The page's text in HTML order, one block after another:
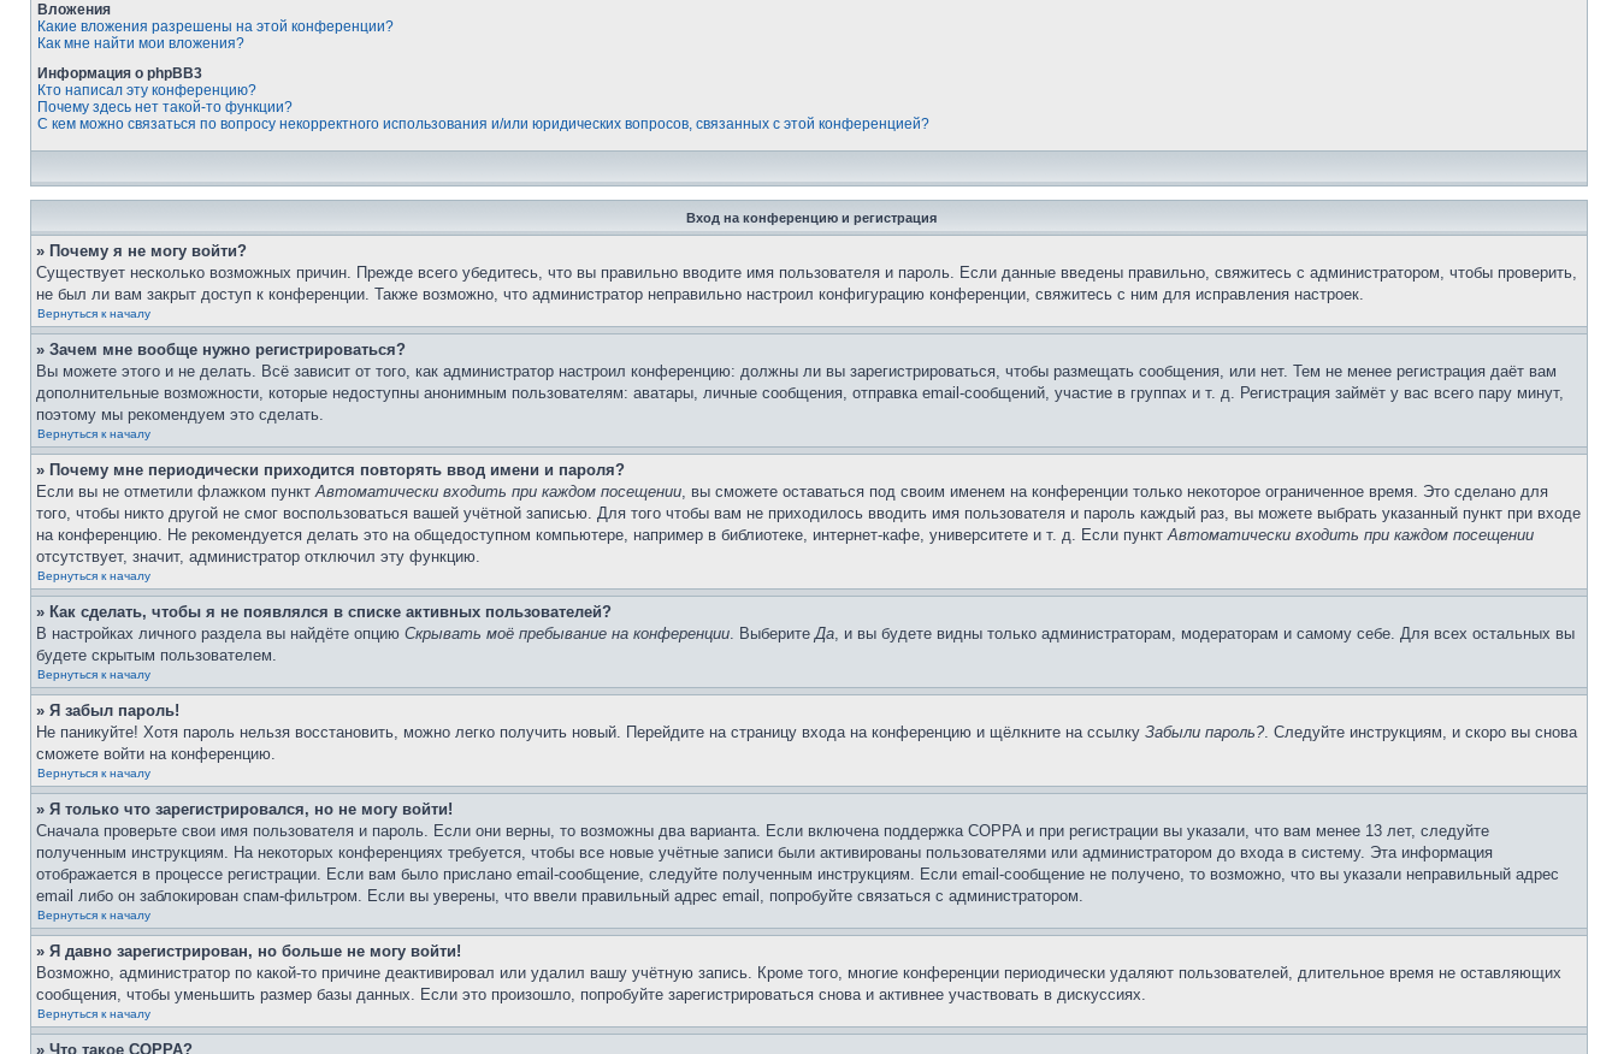
Вложения
Какие вложения разрешены на этой конференции?
Как мне найти мои вложения?
Информация о phpBB3
Кто написал эту конференцию?
Почему здесь нет такой-то функции?
С кем можно связаться по вопросу некорректного использования и/или юридических вопросов, связанных с этой конференцией?
Вход на конференцию и регистрация
» Почему я не могу войти?
Существует несколько возможных причин. Прежде всего убедитесь, что вы правильно вводите имя пользователя и пароль. Если данные введены правильно, свяжитесь с администратором, чтобы проверить,
не был ли вам закрыт доступ к конференции. Также возможно, что администратор неправильно настроил конфигурацию конференции, свяжитесь с ним для исправления настроек.
Вернуться к началу
» Зачем мне вообще нужно регистрироваться?
Вы можете этого и не делать. Всё зависит от того, как администратор настроил конференцию: должны ли вы зарегистрироваться, чтобы размещать сообщения, или нет. Тем не менее регистрация даёт вам
дополнительные возможности, которые недоступны анонимным пользователям: аватары, личные сообщения, отправка email-сообщений, участие в группах и т. д. Регистрация займёт у вас всего пару минут,
поэтому мы рекомендуем это сделать.
Вернуться к началу
» Почему мне периодически приходится повторять ввод имени и пароля?
Если вы не отметили флажком пунктАвтоматически входить при каждом посещении, вы сможете оставаться под своим именем на конференции только некоторое ограниченное время. Это сделано для
того, чтобы никто другой не смог воспользоваться вашей учётной записью. Для того чтобы вам не приходилось вводить имя пользователя и пароль каждый раз, вы можете выбрать указанный пункт при входе
на конференцию. Не рекомендуется делать это на общедоступном компьютере, например в библиотеке, интернет-кафе, университете и т. д. Если пунктАвтоматически входить при каждом посещении
отсутствует, значит, администратор отключил эту функцию.
Вернуться к началу
» Как сделать, чтобы я не появлялся в списке активных пользователей?
В настройках личного раздела вы найдёте опцию Скрывать моё пребывание на конференции. ВыберитеДа, и вы будете видны только администраторам, модераторам и самому себе. Для всех остальных вы
будете скрытым пользователем.
Вернуться к началу
» Я забыл пароль!
Не паникуйте! Хотя пароль нельзя восстановить, можно легко получить новый. Перейдите на страницу входа на конференцию и щёлкните на ссылку Забыли пароль?. Следуйте инструкциям, и скоро вы снова
сможете войти на конференцию.
Вернуться к началу
» Я только что зарегистрировался, но не могу войти!
Сначала проверьте свои имя пользователя и пароль. Если они верны, то возможны два варианта. Если включена поддержка COPPA и при регистрации вы указали, что вам менее 13 лет, следуйте
полученным инструкциям. На некоторых конференциях требуется, чтобы все новые учётные записи были активированы пользователями или администратором до входа в систему. Эта информация
отображается в процессе регистрации. Если вам было прислано email-сообщение, следуйте полученным инструкциям. Если email-сообщение не получено, то возможно, что вы указали неправильный адрес
email либо он заблокирован спам-фильтром. Если вы уверены, что ввели правильный адрес email, попробуйте связаться с администратором.
Вернуться к началу
» Я давно зарегистрирован, но больше не могу войти!
Возможно, администратор по какой-то причине деактивировал или удалил вашу учётную запись. Кроме того, многие конференции периодически удаляют пользователей, длительное время не оставляющих
сообщения, чтобы уменьшить размер базы данных. Если это произошло, попробуйте зарегистрироваться снова и активнее участвовать в дискуссиях.
Вернуться к началу
» Что такое COPPA?